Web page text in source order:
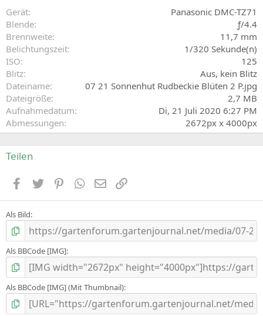
Gerät
Panasonic DMC-TZ71
Blende
ƒ/4.4
Brennweite
11,7 mm
Belichtungszeit
1/320 Sekunde(n)
ISO
125
Blitz
Aus, kein Blitz
Dateiname
07 21 Sonnenhut Rudbeckie Blüten 2 P.jpg
Dateigröße
2,7 MB
Aufnahmedatum
Di, 21 Juli 2020 6:27 PM
Abmessungen
2672px x 4000px
Teilen
FacebookZwitschernPinterestWhatsApp
E-Mail
Als Bild
Als BBCode [IMG]
Als BBCode [IMG] (Mit Thumbnail)